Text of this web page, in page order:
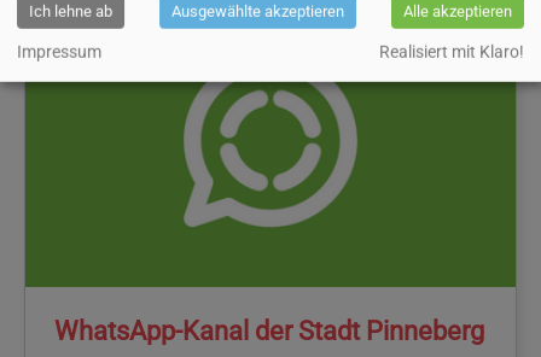
WhatsApp-Kanal der Stadt Pinneberg
Ich lehne ab Ausgewählte akzeptieren Alle akzeptieren
Impressum Realisiert mit Klaro!